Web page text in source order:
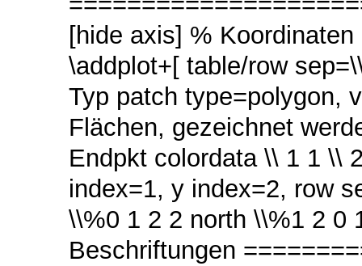
[hide axis] %
\addplot+[ table/row
Typ patch type=polygon,
Flächen, gezeichnet
Endpkt colordata \\ 1 1 \\
index=1, y index=2, row
\\%0 1 2 2 north \\%1 2 0
Beschriftungen